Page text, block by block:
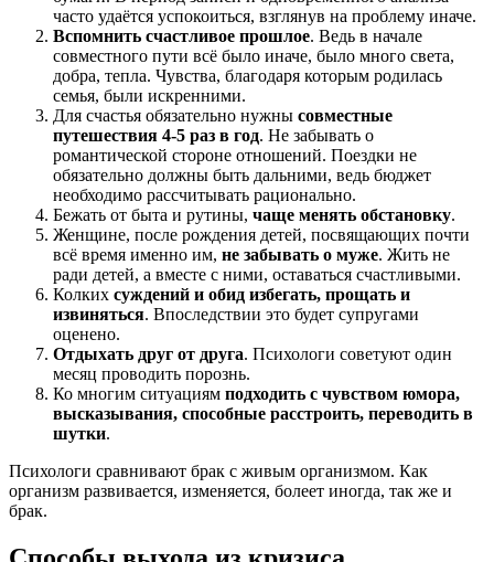
часто удаётся успокоиться, взглянув на проблему иначе.
Вспомнить счастливое прошлое. Ведь в начале
совместного пути всё было иначе, было много света,
добра, тепла. Чувства, благодаря которым родилась
семья, были искренними.
Для счастья обязательно нужны совместные
путешествия 4-5 раз в год. Не забывать о
романтической стороне отношений. Поездки не
обязательно должны быть дальними, ведь бюджет
необходимо рассчитывать рационально.
Бежать от быта и рутины, чаще менять обстановку.
Женщине, после рождения детей, посвящающих почти
всё время именно им, не забывать о муже. Жить не
ради детей, а вместе с ними, оставаться счастливыми.
Колких суждений и обид избегать, прощать и
извиняться. Впоследствии это будет супругами
оценено.
Отдыхать друг от друга. Психологи советуют один
месяц проводить порознь.
Ко многим ситуациям подходить с чувством юмора,
высказывания, способные расстроить, переводить в
шутки.
Психологи сравнивают брак с живым организмом. Как
организм развивается, изменяется, болеет иногда, так же и
брак.